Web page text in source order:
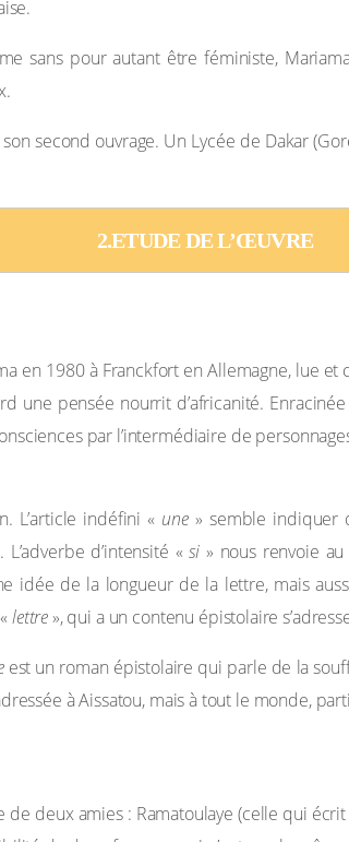
sans pour autant être féministe,
second ouvrage. Un Lycée de Dakar
2.ETUDE DE L’ŒUVRE
en 1980 à Franckfort en Allemagne, lue
une pensée nourrit d’africanité.
par l’intermédiaire de
L’article indéfini « une» semble indiquer
d’intensité « si» nous renvoie
idée de la longueur de la lettre, mais
lettre», qui a un contenu épistolaire
est un roman épistolaire qui parle de la
à Aissatou, mais à tout le monde,
deux amies : Ramatoulaye (celle qui